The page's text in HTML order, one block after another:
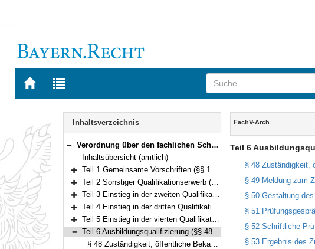
Zur
BAYERN.RECHT
Zur
letzten
Navigation
Inhaltsverzeichnis
Bereich reduzieren
Verordnung über den fachlichen Schwerpunkt Archivwesen (FachV-Arch) Vom 3. Januar 2014 (GVBl. S. 7) BayRS 2038-3-1-9-I/WK (§§ 1–55)
Inhaltsübersicht (amtlich)
Bereich erweitern
Teil 1 Gemeinsame Vorschriften (§§ 1–20)
Bereich erweitern
Teil 2 Sonstiger Qualifikationserwerb (§ 21)
Bereich erweitern
Teil 3 Einstieg in der zweiten Qualifikationsebene (§§ 22–27)
Bereich erweitern
Teil 4 Einstieg in der dritten Qualifikationsebene (§§ 28–39)
Bereich erweitern
Teil 5 Einstieg in der vierten Qualifikationsebene (§§ 40–47)
Bereich reduzieren
Teil 6 Ausbildungsqualifizierung (§§ 48–54)
§ 48 Zuständigkeit, öffentliche Bekanntmachung
Inhalt
FachV-Arch
Teil 6
§ 48 Zuständigkeit,
§ 49 Meldung zum
§ 50 Gestaltung
§ 51
§ 52 Schriftliche
§ 53 Ergebnis des